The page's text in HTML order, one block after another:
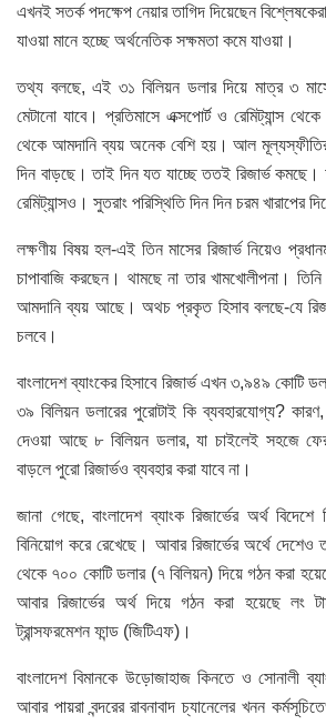
এখনই সতর্ক পদক্ষেপ নেয়ার তাগিদ দিয়েছেন
যাওয়া মানে হচ্ছে অর্থনেতিক সক্ষমতা কমে যাওয়া।
তথ্য বলছে, এই ৩১ বিলিয়ন ডলার দিয়ে মাত্র ৩
মেটানো যাবে। প্রতিমাসে এক্সপোর্ট ও রেমিট্যান্স
থেকে আমদানি ব্যয় অনেক বেশি হয়। আল
দিন বাড়ছে। তাই দিন যত যাচ্ছে ততই রিজার্ভ
রেমিট্যান্সও। সুতরাং পরিস্থিতি দিন দিন চরম খারাপের
লক্ষণীয় বিষয় হল-এই তিন মাসের রিজার্ভ নিয়েও
চাপাবাজি করছেন। থামছে না তার খামখোলীপনা।
আমদানি ব্যয় আছে। অথচ প্রকৃত হিসাব বলছে-যে
চলবে।
বাংলাদেশ ব্যাংকের হিসাবে রিজার্ভ এখন ৩,৯৪৯
৩৯ বিলিয়ন ডলারের পুরোটাই কি ব্যবহারযোগ্য? কারণ,
দেওয়া আছে ৮ বিলিয়ন ডলার, যা চাইলেই সহজে
বাড়লে পুরো রিজার্ভও ব্যবহার করা যাবে না।
জানা গেছে, বাংলাদেশ ব্যাংক রিজার্ভের অর্থ
বিনিয়োগ করে রেখেছে। আবার রিজার্ভের অর্থে দেশেও
থেকে ৭০০ কোটি ডলার (৭ বিলিয়ন) দিয়ে গঠন করা
আবার রিজার্ভের অর্থ দিয়ে গঠন করা হয়েছে লং
ট্রান্সফরমেশন ফান্ড (জিটিএফ)।
বাংলাদেশ বিমানকে উড়োজাহাজ কিনতে ও সোনালী
আবার পায়রা বন্দরের রাবনাবাদ চ্যানেলের খনন